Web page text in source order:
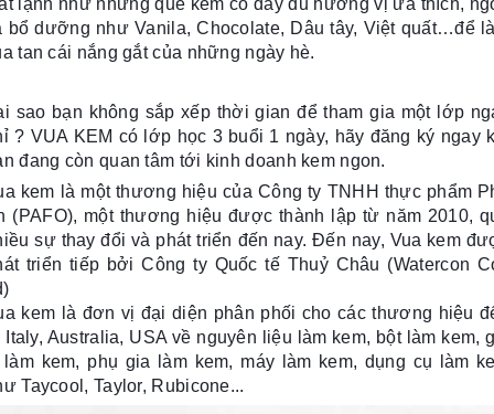
lạnh như những que kem có đầy đủ hương vị ưa thích,
bổ dưỡng như Vanila, Chocolate, Dâu tây, Việt quất…để
tan cái nắng gắt của những ngày hè.
sao bạn không sắp xếp thời gian để tham gia một lớp
? VUA KEM có lớp học 3 buổi 1 ngày, hãy đăng ký ngay
đang còn quan tâm tới kinh doanh kem ngon.
kem là một thương hiệu của Công ty TNHH thực phẩm
(PAFO), một thương hiệu được thành lập từ năm 2010,
sự thay đổi và phát triển đến nay. Đến nay, Vua kem
triển tiếp bởi Công ty Quốc tế Thuỷ Châu (Watercon
kem là đơn vị đại diện phân phối cho các thương hiệu
Italy, Australia, USA về nguyên liệu làm kem, bột làm kem,
kem, phụ gia làm kem, máy làm kem, dụng cụ làm
Taycool, Taylor, Rubicone...